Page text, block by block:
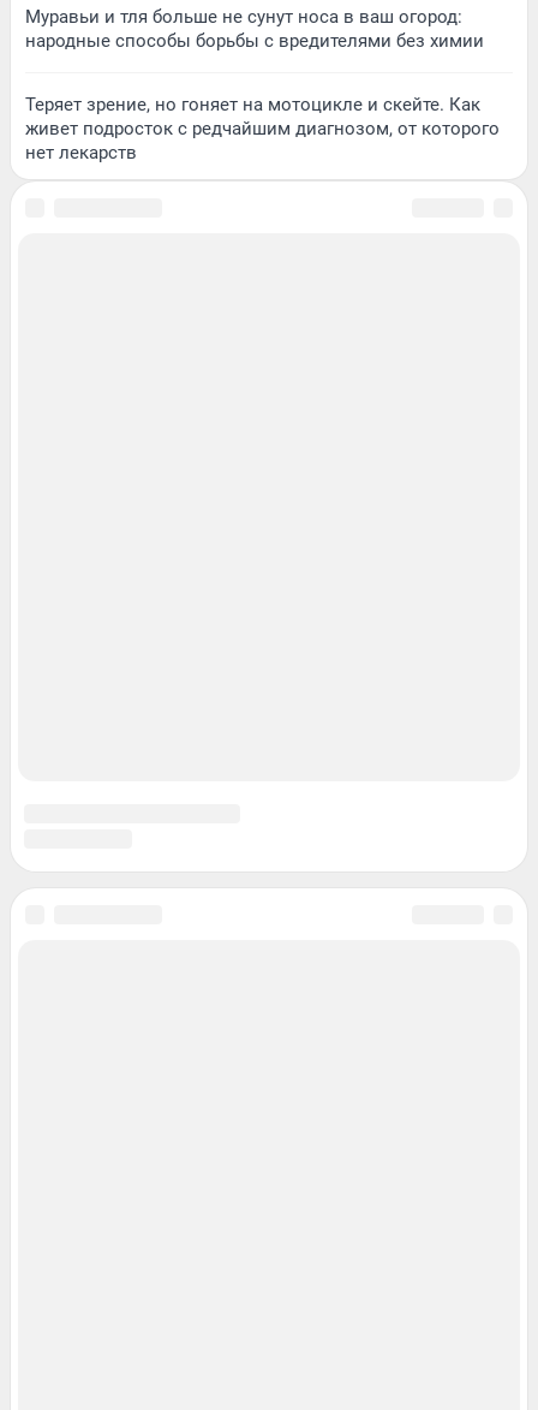
Муравьи и тля больше не сунут носа в ваш огород:
народные способы борьбы с вредителями без химии
Теряет зрение, но гоняет на мотоцикле и скейте. Как
живет подросток с редчайшим диагнозом, от которого
нет лекарств